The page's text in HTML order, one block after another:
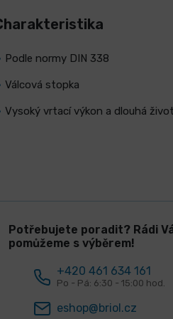
Podle normy DIN 338
Válcová stopka
Vysoký vrtací výkon a dlouhá
Potřebujete poradit? Rádi
pomůžeme s výběrem!
+420 461 634 161
Po - Pá: 6:30 - 15:00 hod.
eshop@briol.cz